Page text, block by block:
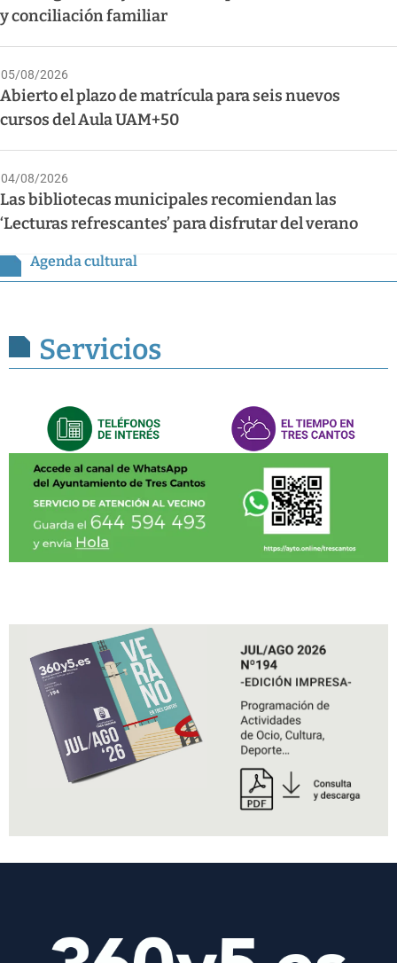
y conciliación familiar
05/08/2026
Abierto el plazo de matrícula para seis nuevos
cursos del Aula UAM+50
04/08/2026
Las bibliotecas municipales recomiendan las
‘Lecturas refrescantes’ para disfrutar del verano
Agenda cultural
Servicios